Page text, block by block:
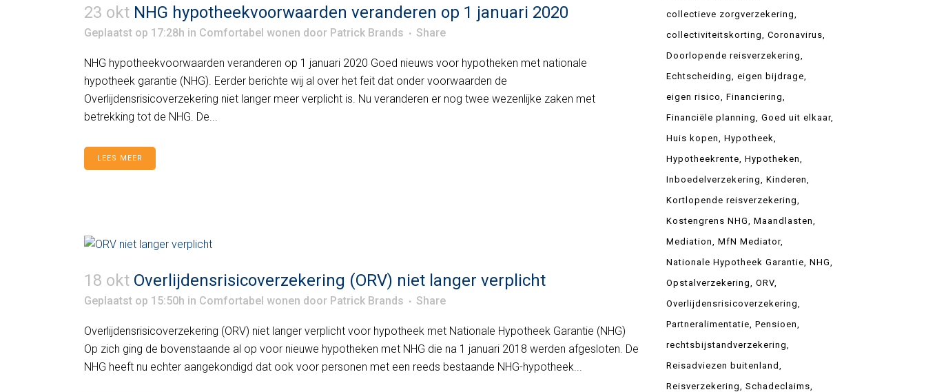
23 okt NHG hypotheekvoorwaarden veranderen op 1 januari 2020
Geplaatst op 17:28h in Comfortabel wonen door Patrick Brands Share
NHG hypotheekvoorwaarden veranderen op 1 januari 2020 Goed nieuws voor hypotheken met nationale
hypotheek garantie (NHG). Eerder berichte wij al over het feit dat onder voorwaarden de
Overlijdensrisicoverzekering niet langer meer verplicht is. Nu veranderen er nog twee wezenlijke zaken met
betrekking tot de NHG. De...
LEES MEER
18 okt Overlijdensrisicoverzekering (ORV) niet langer verplicht
Geplaatst op 15:50h in Comfortabel wonen door Patrick Brands Share
Overlijdensrisicoverzekering (ORV) niet langer verplicht voor hypotheek met Nationale Hypotheek Garantie (NHG)
Op zich ging de bovenstaande al op voor nieuwe hypotheken met NHG die na 1 januari 2018 werden afgesloten. De
NHG heeft nu echter aangekondigd dat ook voor personen met een reeds bestaande NHG-hypotheek...
collectieve zorgverzekering
collectiviteitskorting
Coronavirus
Doorlopende reisverzekering
Echtscheiding
eigen bijdrage
eigen risico
Financiering
Financiële planning
Goed uit elkaar
Huis kopen
Hypotheek
Hypotheekrente Hypotheken
Inboedelverzekering
Kinderen
Kortlopende reisverzekering
Kostengrens NHG
Maandlasten
Mediation
MfN Mediator
Nationale Hypotheek Garantie NHG
Opstalverzekering
ORV
Overlijdensrisicoverzekering
Partneralimentatie Pensioen
rechtsbijstandverzekering
Reisadviezen buitenland
Reisverzekering
Schadeclaims